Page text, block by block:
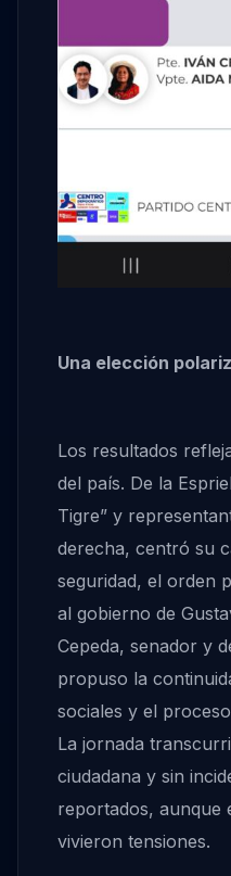
Una elección
Los resultados
del país. De la
Tigre” y
derecha, centró su
seguridad, el orden
al gobierno de
Cepeda, senador y
propuso la
sociales y el
La jornada
ciudadana y sin
reportados, aunque
vivieron tensiones.